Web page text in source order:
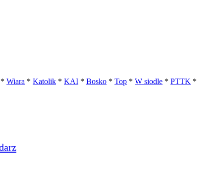
* Wiara * Katolik * KAI * Bosko * Top * W siodle * PTTK *